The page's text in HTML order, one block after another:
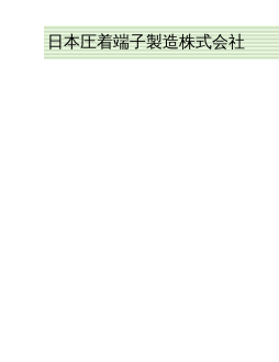
日本圧着端子製造株式会社